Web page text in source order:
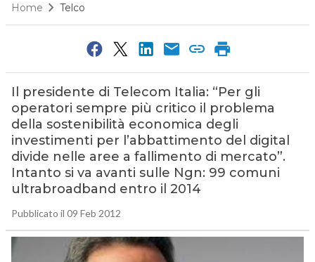
Home Telco
Il presidente di Telecom Italia: “Per gli
operatori sempre più critico il problema
della sostenibilità economica degli
investimenti per l’abbattimento del digital
divide nelle aree a fallimento di mercato”.
Intanto si va avanti sulle Ngn: 99 comuni
ultrabroadband entro il 2014
Pubblicato il 09 Feb 2012